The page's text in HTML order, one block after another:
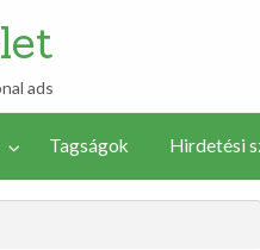
Vezérlőpult
Új
hirdetés
ads
Tagságok Hirdetési